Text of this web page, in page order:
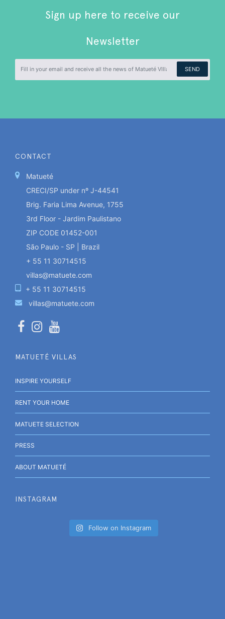
Sign up here to receive our
Newsletter
SEND
CONTACT
Matueté
CRECI/SP under nº J-44541
Brig. Faria Lima Avenue, 1755
3rd Floor - Jardim Paulistano
ZIP CODE 01452-001
São Paulo - SP | Brazil
+ 55 11 30714515
villas@matuete.com
+ 55 11 30714515
villas@matuete.com
MATUETÉ VILLAS
INSPIRE YOURSELF
RENT YOUR HOME
MATUETE SELECTION
PRESS
ABOUT MATUETÉ
INSTAGRAM
Follow on Instagram